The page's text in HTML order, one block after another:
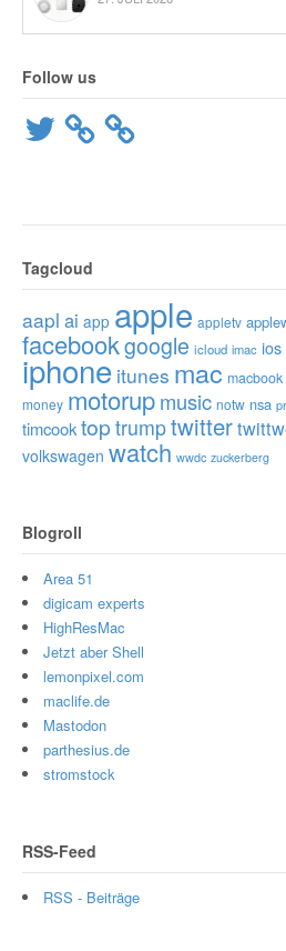
Follow us
Twitter
Tagcloud
aapl ai app apple appletv
facebookgoogle icloud imac ios
iphone itunes mac macbook
money motorupmusic notw nsa
timcooktop trumptwitter
volkswagen watch wwdc zuckerberg
Blogroll
Area 51
digicam experts
HighResMac
Jetzt aber Shell
lemonpixel.com
maclife.de
Mastodon
parthesius.de
stromstock
RSS-Feed
RSS - Beiträge